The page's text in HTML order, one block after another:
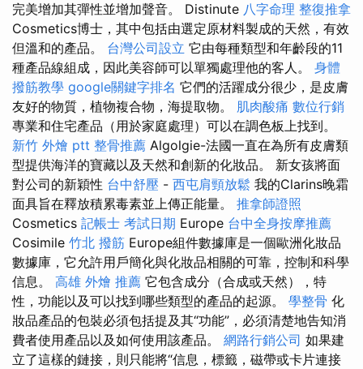
完美增加其彈性並增加聲音。 Distinute 八字命理 整復推拿
Cosmetics博士，其中包括由選定原材料製成的天然，有效
但溫和的產品。 台灣公司設立 它由每種類型和年齡段的11
種產品線組成，因此美容師可以單獨處理他的客人。 身體
撥筋教學 google關鍵字排名 它們的活躍成分很少，是皮膚
友好的物質，植物複合物，海提取物。 肌肉酸痛 數位行銷
專業和住宅產品（用於家庭處理）可以在調色板上找到。
新竹 外燴 ptt 整骨推薦 Algolgie-法國一直在為所有皮膚類
型提供海洋的寶藏以及天然和創新的化妝品。 新女孩將面
對公司的新穎性 台中舒壓 - 西屯肩頸放鬆 我的Clarins晚霜
面具旨在釋放積累毒素並上傳正能量。 推拿師證照
Cosmetics 記帳士 考試日期 Europe 台中全身按摩推薦
Cosimile 竹北 撥筋 Europe組件數據庫是一個歐洲化妝品
數據庫，它允許用戶簡化與化妝品相關的可靠，控制和科學
信息。 高雄 外燴 推薦 它包含成分（合成或天然），特
性，功能以及可以找到哪些類型的產品的起源。 學整骨 化
妝品產品的包裝必須包括提及其“功能”，必須清楚地告知消
費者使用產品以及如何使用該產品。 網路行銷公司 如果建
立了這樣的鏈接，則只能將“信息，標籤，磁帶或卡片連接